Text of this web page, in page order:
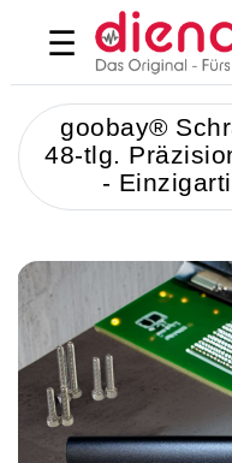
☰
goobay®
48-tlg.
-